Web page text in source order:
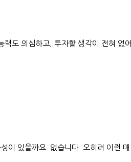
력도 의심하고, 투자할 생각이 전혀 없
이 있을까요. 없습니다. 오히려 이런 매